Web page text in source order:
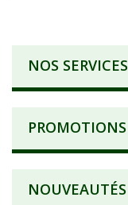
NOS SERVICES
PROMOTIONS
NOUVEAUTÉS